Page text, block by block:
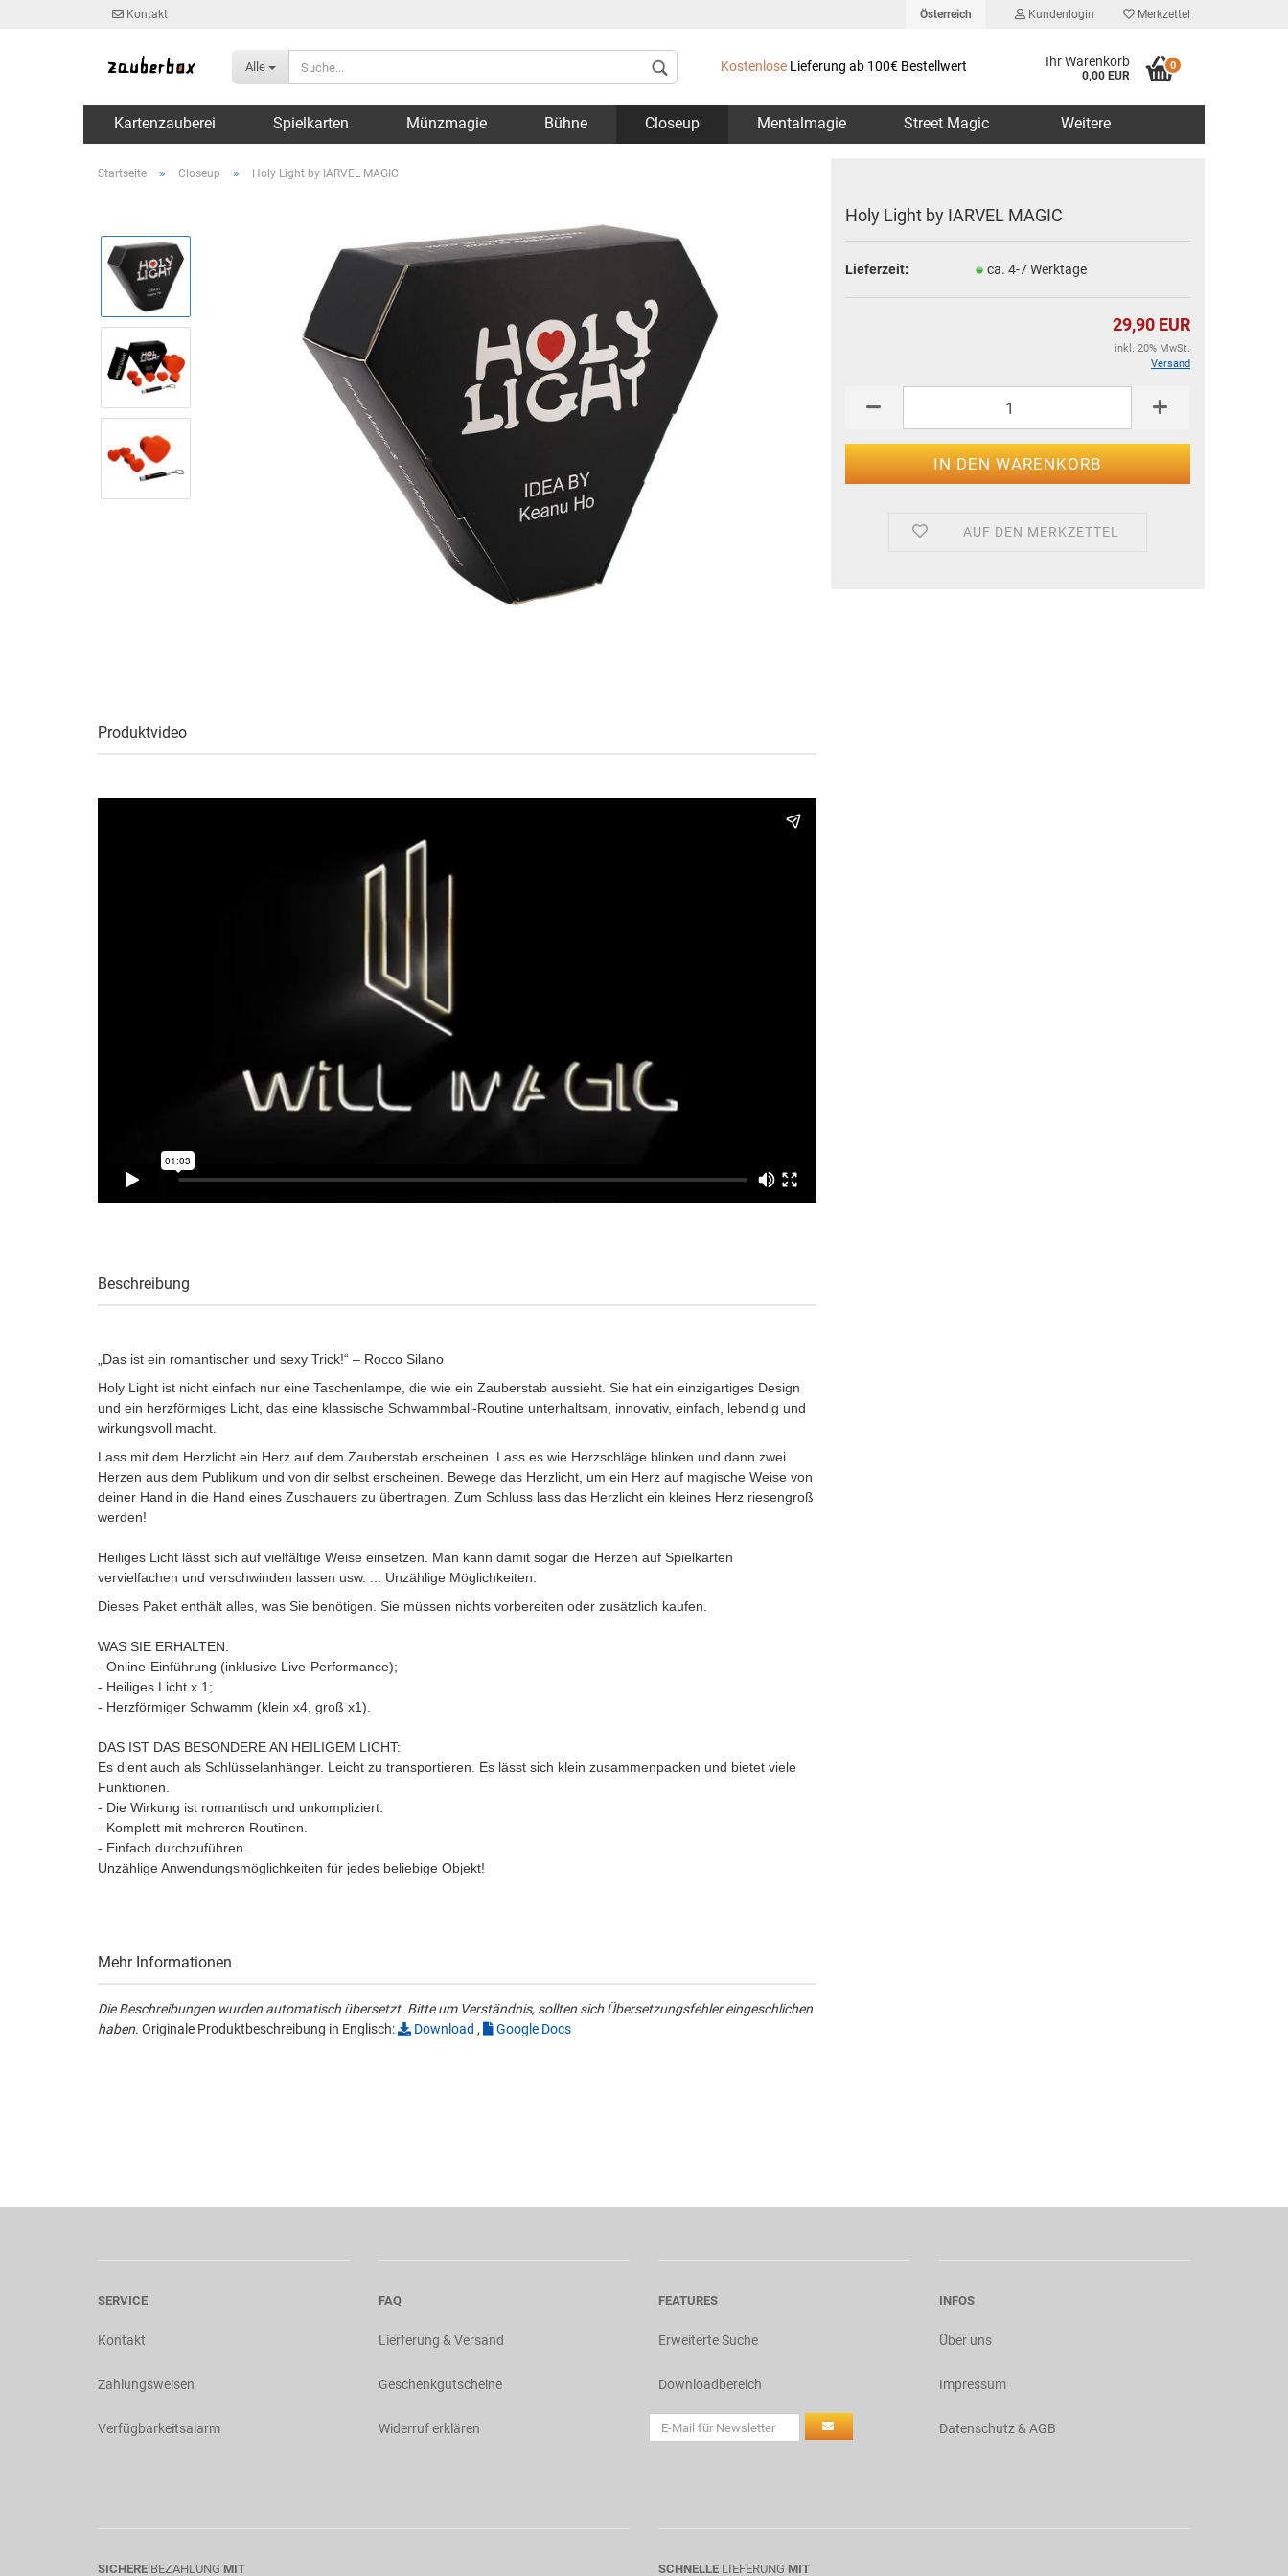
Kontakt Österreich
Lieferland
Kundenlogin
Konto erstellen
Merkzettel
Alle Kostenlose Lieferung ab 100€ Bestellwert Ihr Warenkorb
0,00 EUR
0
Kartenzauberei Spielkarten Münzmagie Bühne Closeup Mentalmagie Street Magic Weitere
Startseite » Closeup » Holy Light by IARVEL MAGIC
Holy Light by IARVEL MAGIC
Lieferzeit: ca. 4-7 Werktage
29,90 EUR
inkl. 20% MwSt.
Versand
AUF DEN MERKZETTEL
Produktvideo
Beschreibung
„Das ist ein romantischer und sexy Trick!“ – Rocco Silano
Holy Light ist nicht einfach nur eine Taschenlampe, die wie ein Zauberstab aussieht. Sie hat ein einzigartiges Design
und ein herzförmiges Licht, das eine klassische Schwammball-Routine unterhaltsam, innovativ, einfach, lebendig und
wirkungsvoll macht.
Lass mit dem Herzlicht ein Herz auf dem Zauberstab erscheinen. Lass es wie Herzschläge blinken und dann zwei
Herzen aus dem Publikum und von dir selbst erscheinen. Bewege das Herzlicht, um ein Herz auf magische Weise von
deiner Hand in die Hand eines Zuschauers zu übertragen. Zum Schluss lass das Herzlicht ein kleines Herz riesengroß
werden!
Heiliges Licht lässt sich auf vielfältige Weise einsetzen. Man kann damit sogar die Herzen auf Spielkarten
vervielfachen und verschwinden lassen usw. ... Unzählige Möglichkeiten.
Dieses Paket enthält alles, was Sie benötigen. Sie müssen nichts vorbereiten oder zusätzlich kaufen.
WAS SIE ERHALTEN:
- Online-Einführung (inklusive Live-Performance);
- Heiliges Licht x 1;
- Herzförmiger Schwamm (klein x4, groß x1).
DAS IST DAS BESONDERE AN HEILIGEM LICHT:
Es dient auch als Schlüsselanhänger. Leicht zu transportieren. Es lässt sich klein zusammenpacken und bietet viele
Funktionen.
- Die Wirkung ist romantisch und unkompliziert.
- Komplett mit mehreren Routinen.
- Einfach durchzuführen.
Unzählige Anwendungsmöglichkeiten für jedes beliebige Objekt!
Mehr Informationen
Die Beschreibungen wurden automatisch übersetzt. Bitte um Verständnis, sollten sich Übersetzungsfehler eingeschlichen
haben. Originale Produktbeschreibung in Englisch: Download , Google Docs
SERVICE
Kontakt
Zahlungsweisen
Verfügbarkeitsalarm
FAQ
Lierferung & Versand
Geschenkgutscheine
Widerruf erklären
FEATURES
Erweiterte Suche
Downloadbereich
INFOS
Über uns
Impressum
Datenschutz & AGB
SICHERE BEZAHLUNG MIT SCHNELLE LIEFERUNG MIT